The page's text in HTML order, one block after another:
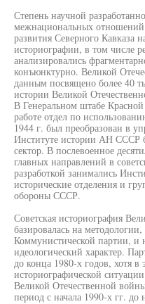
Степень научной
межнациональных отношений
развития Северного Кавказа
историографии, в том числе
анализировались
конъюнктурно. Великой
данным посвящено более 40
истории Великой
В Генеральном штабе
работе отдел по
1944 г. был преобразован в
Институте истории АН СССР
сектор. В послевоенное
главных направлений в
разработкой занимались
исторические отделения и
обороны СССР.
Советская историография
базировалась на
Коммунистической партии, и
идеологический характер.
до конца 1980-х годов, хотя
историографической
Великой Отечественной
период с начала 1990-х гг.